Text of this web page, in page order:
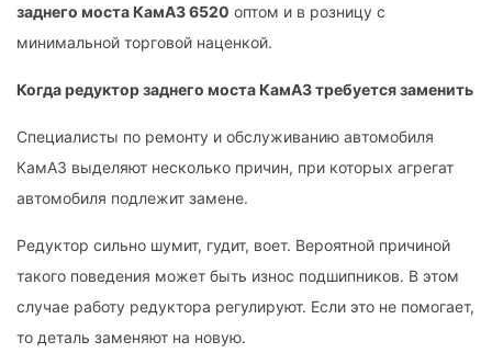
заднего моста КамАЗ 6520 оптом и в розницу с
минимальной торговой наценкой.
Когда редуктор заднего моста КамАЗ требуется заменить
Специалисты по ремонту и обслуживанию автомобиля
КамАЗ выделяют несколько причин, при которых агрегат
автомобиля подлежит замене.
Редуктор сильно шумит, гудит, воет. Вероятной причиной
такого поведения может быть износ подшипников. В этом
случае работу редуктора регулируют. Если это не помогает,
то деталь заменяют на новую.